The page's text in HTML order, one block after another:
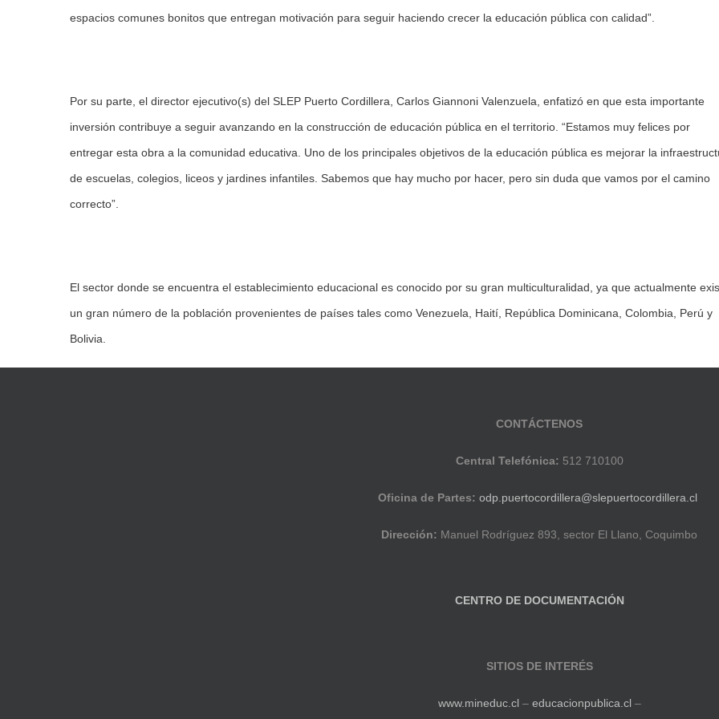
espacios comunes bonitos que entregan motivación para seguir haciendo crecer la educación pública con calidad”.
Por su parte, el director ejecutivo(s) del SLEP Puerto Cordillera, Carlos Giannoni Valenzuela, enfatizó en que esta importante
inversión contribuye a seguir avanzando en la construcción de educación pública en el territorio. “Estamos muy felices por
entregar esta obra a la comunidad educativa. Uno de los principales objetivos de la educación pública es mejorar la
de escuelas, colegios, liceos y jardines infantiles. Sabemos que hay mucho por hacer, pero sin duda que vamos por el camino
correcto”.
El sector donde se encuentra el establecimiento educacional es conocido por su gran multiculturalidad, ya que actualmente
un gran número de la población provenientes de países tales como Venezuela, Haití, República Dominicana, Colombia, Perú y
Bolivia.
CONTÁCTENOS
Central Telefónica: 512 710100
Oficina de Partes: odp.puertocordillera@slepuertocordillera.cl
Dirección: Manuel Rodríguez 893, sector El Llano, Coquimbo
CENTRO DE DOCUMENTACIÓN
SITIOS DE INTERÉS
www.mineduc.cl – educacionpublica.cl –